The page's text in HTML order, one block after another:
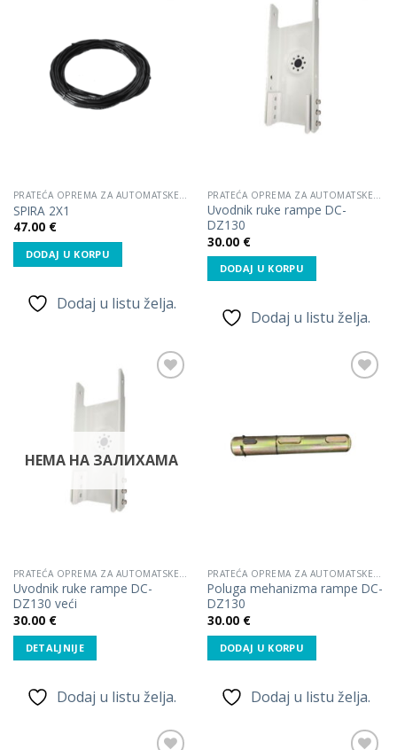
SPIRA 2X1
47.00 €
DODAJ U KORPU
Dodaj u listu želja.
Uvodnik ruke rampe DC-
DZ130
30.00 €
DODAJ U KORPU
Dodaj u listu želja.
НЕМА НА ЗАЛИХАМА
Uvodnik ruke rampe DC-
DZ130 veći
30.00 €
DETALJNIJE
Dodaj u listu želja.
u listu
želja.
Poluga mehanizma rampe DC-
DZ130
30.00 €
DODAJ U KORPU
Dodaj u listu želja.